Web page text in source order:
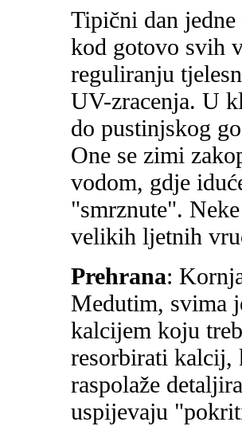
Tipični dan jedne
kod gotovo svih
reguliranju
UV-zracenja. U
do pustinjskog
One se zimi
vodom, gdje
"smrznute".
velikih ljetnih
Prehrana:
Medutim, svima
kalcijem koju
resorbirati kalcij,
raspolaže
uspijevaju